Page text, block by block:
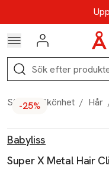
Hoppa till Kod:
Logga in
Sök
Start / Skönhet / Hår
-25%
Babyliss
Super X Metal Hair